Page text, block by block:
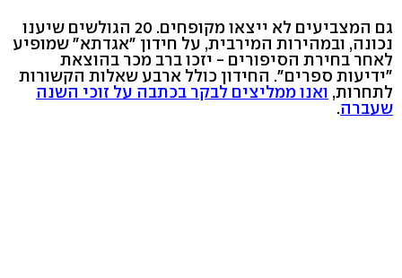
גם המצביעים לא ייצאו מקופחים. 20 הגולשים שיענו
נכונה, ובמהירות המירבית, על חידון "אגדתא" שמופיע
לאחר בחירת הסיפורים - יזכו ברב מכר בהוצאת
"ידיעות ספרים". החידון כולל ארבע שאלות הקשורות
לתחרות, ואנו ממליצים לבקר בכתבה על זוכי השנה
שעברה.